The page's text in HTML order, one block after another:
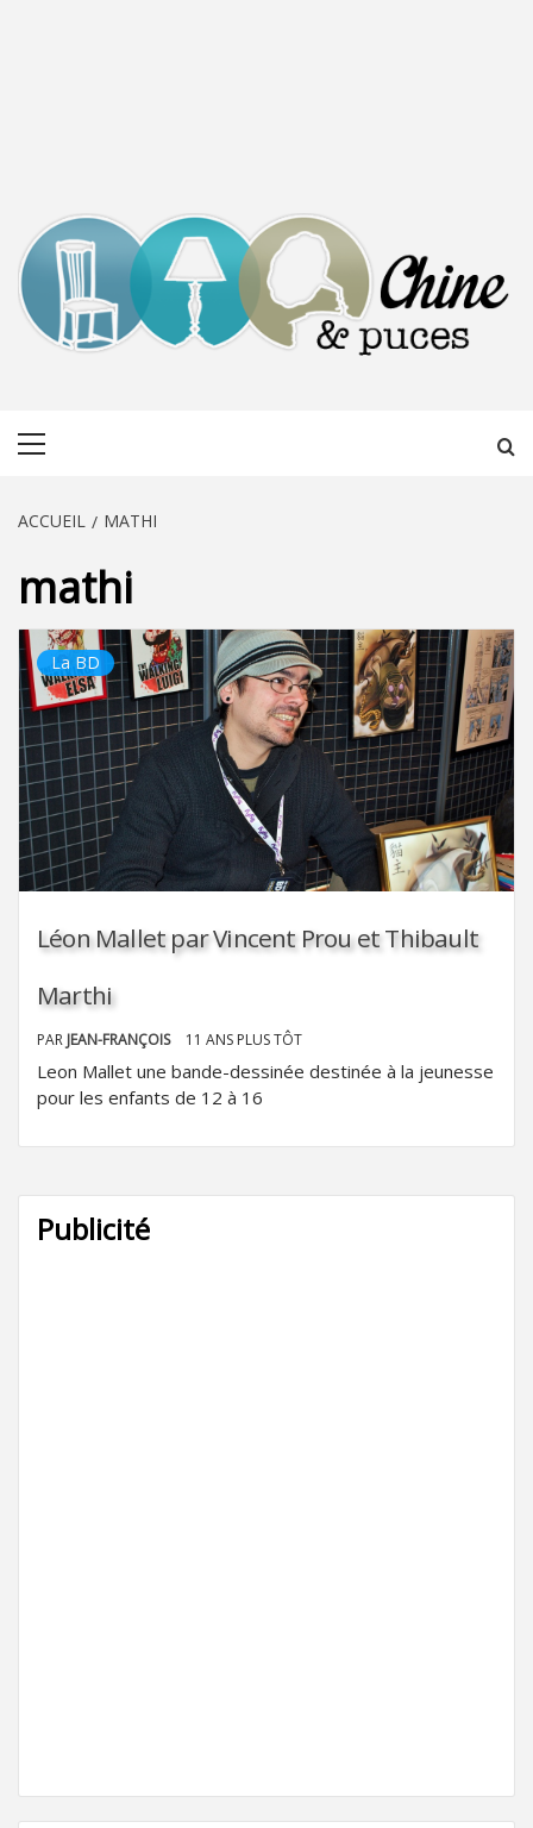
ACCUEIL MATHI
mathi
La BD
Léon Mallet par Vincent Prou et Thibault
Marthi
PAR JEAN-FRANÇOIS 11 ANS PLUS TÔT
Leon Mallet une bande-dessinée destinée à la jeunesse
pour les enfants de 12 à 16
Publicité